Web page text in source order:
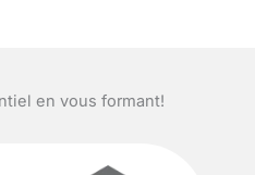
en vous formant!